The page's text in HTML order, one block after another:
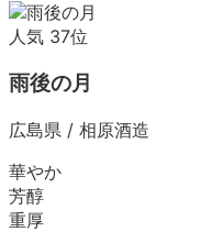
人気 37位
雨後の月
広島県 / 相原酒造
華やか
芳醇
重厚